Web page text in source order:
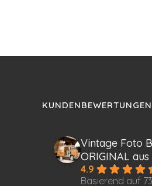
KUNDENBEWERTUNGEN
Vintage Foto
ORIGINAL
4.9
Basierend auf